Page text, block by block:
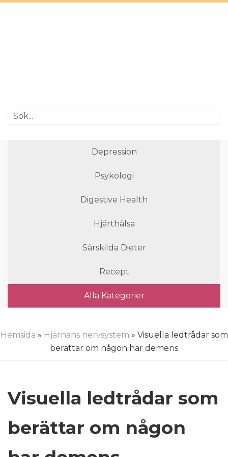
Depression
Psykologi
Digestive Health
Hjärthälsa
Särskilda Dieter
Recept
Alla Kategorier
Hemsida » Hjärnans nervsystem » Visuella ledtrådar som
berättar om någon har demens
Visuella ledtrådar som
berättar om någon